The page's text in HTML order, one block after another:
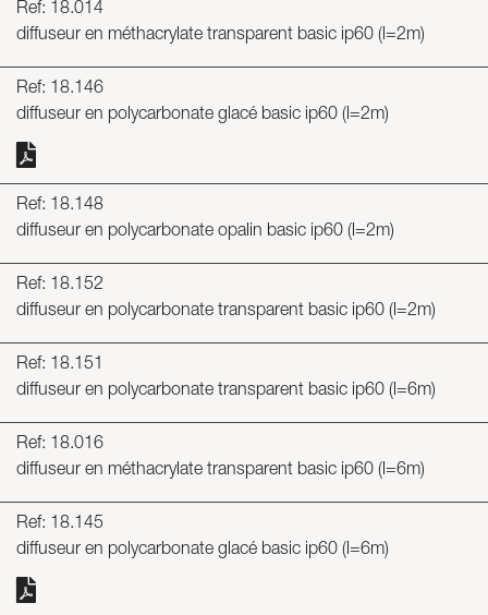
Ref: 18.014
diffuseur en méthacrylate transparent basic ip60 (l=2m)
Ref: 18.146
diffuseur en polycarbonate glacé basic ip60 (l=2m)
Ref: 18.148
diffuseur en polycarbonate opalin basic ip60 (l=2m)
Ref: 18.152
diffuseur en polycarbonate transparent basic ip60 (l=2m)
Ref: 18.151
diffuseur en polycarbonate transparent basic ip60 (l=6m)
Ref: 18.016
diffuseur en méthacrylate transparent basic ip60 (l=6m)
Ref: 18.145
diffuseur en polycarbonate glacé basic ip60 (l=6m)